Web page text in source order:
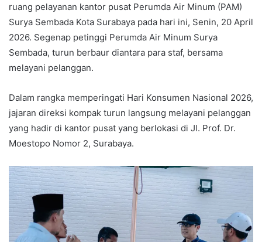
ruang pelayanan kantor pusat Perumda Air Minum (PAM)
Surya Sembada Kota Surabaya pada hari ini, Senin, 20 April
2026. Segenap petinggi Perumda Air Minum Surya
Sembada, turun berbaur diantara para staf, bersama
melayani pelanggan.
Dalam rangka memperingati Hari Konsumen Nasional 2026,
jajaran direksi kompak turun langsung melayani pelanggan
yang hadir di kantor pusat yang berlokasi di Jl. Prof. Dr.
Moestopo Nomor 2, Surabaya.